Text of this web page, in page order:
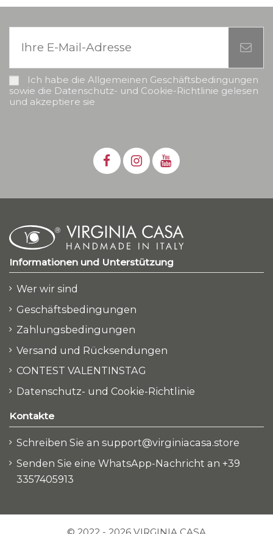
Ich habe die Allgemeinen Geschäftsbedingungen
sowie die Datenschutz- und Cookie-Richtlinie gelesen
und akzeptiere sie
Informationen und Unterstützung
Wer wir sind
Geschäftsbedingungen
Zahlungsbedingungen
Versand und Rücksendungen
CONTEST VALENTINSTAG
Datenschutz- und Cookie-Richtlinie
Kontakte
Schreiben Sie an support@virginiacasa.store
Senden Sie eine WhatsApp-Nachricht an +39
3357405913